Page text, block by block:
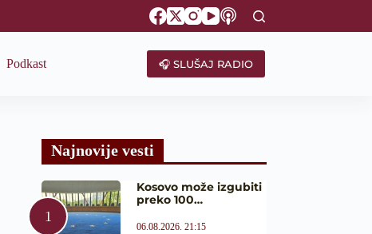
Podkast 🎧 SLUŠAJ RADIO
Najnovije vesti
Kosovo može izgubiti
preko 100…
06.08.2026. 21:15